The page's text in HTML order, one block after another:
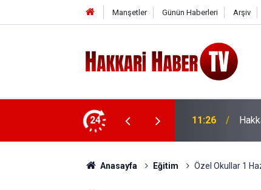
Manşetler Günün Haberleri Arşiv
24 11:19 Ünlü
Anasayfa Eğitim Özel Okullar 1